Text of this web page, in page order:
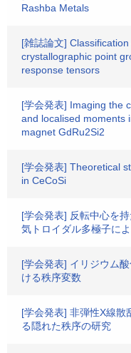
Rashba Metals
[雑誌論文]
crystallographic point
response tensors
[学会発表] Imaging the
and localised moments
magnet GdRu2Si2
[学会発表] Theoretical
in CeCoSi
[学会発表] 反転中心を
気トロイダル多極子に
[学会発表] イリジウム
ける秩序変数
[学会発表] 非弾性X線散
る隠れた秩序の研究